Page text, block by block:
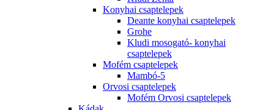
Konyhai csaptelepek
Deante konyhai csaptelepek
Grohe
Kludi mosogató- konyhai
csaptelepek
Mofém csaptelepek
Mambó-5
Orvosi csaptelepek
Mofém Orvosi csaptelepek